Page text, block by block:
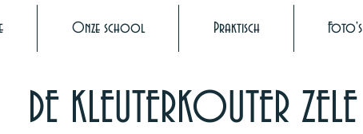
Onze school Praktisch Foto's
DE KLEUTERKOUTER ZELE